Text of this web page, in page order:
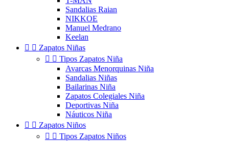
Sandalias Raian
NIKKOE
Manuel Medrano
Keelan
  Zapatos Niñas
  Tipos Zapatos Niña
Avarcas Menorquinas Niña
Sandalias Niñas
Bailarinas Niña
Zapatos Colegiales Niña
Deportivas Niña
Náuticos Niña
  Zapatos Niños
  Tipos Zapatos Niños